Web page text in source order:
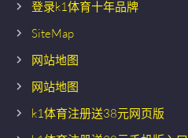
登录k1体育十年品牌
SiteMap
网站地图
网站地图
k1体育注册送38元网页版